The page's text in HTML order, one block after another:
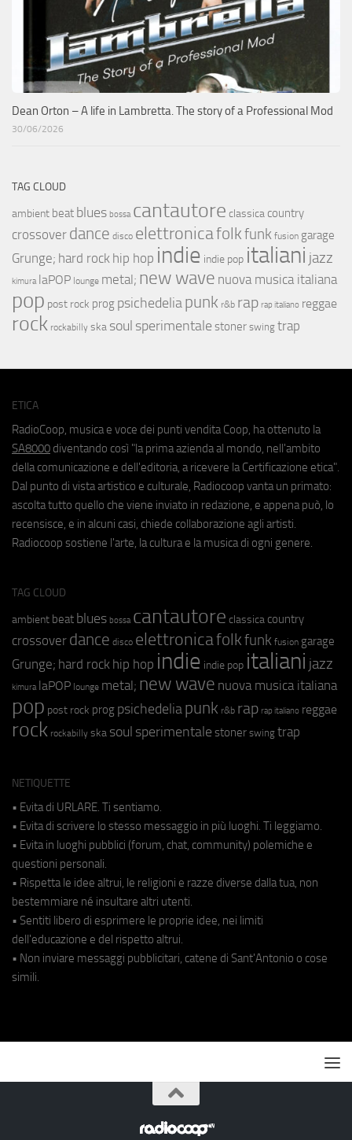
Dean Orton – A life in Lambretta. The story of a Professional Mod
30/06/2026
TAG CLOUD
ambient beat blues bossa cantautore classica country
crossover dance disco elettronicafolkfunk fusion garage
Grunge; hard rock hip hop indie indie pop italiani jazz
kimura laPOP lounge metal; new wave nuova musica italiana
pop post rock prog psichedeliapunk r&b rap rap italiano reggae
rock rockabilly ska soul sperimentale stoner swing trap
ETICA
RadioCoop, musica e voce dei punti vendita Coop, ha ottenuto la
SA8000 diventando così "la prima azienda al mondo, nell'ambito
della comunicazione e dell'editoria, a ricevere la Certificazione etica".
Dal punto di vista artistico e culturale, Radiocoop vanta un primato:
ascolta tutto quello che viene inviato in redazione, e appena può, lo
recensisce, e in alcuni casi, chiede collaborazione agli artisti.
Radiocoop sostiene l'arte, la cultura e la musica di ogni genere.
TAG CLOUD
ambient beat blues bossa cantautore classica country
crossover dance disco elettronicafolkfunk fusion garage
Grunge; hard rock hip hop indie indie pop italiani jazz
kimura laPOP lounge metal; new wave nuova musica italiana
pop post rock prog psichedeliapunk r&b rap rap italiano reggae
rock rockabilly ska soul sperimentale stoner swing trap
NETIQUETTE
• Evita di URLARE. Ti sentiamo.
• Evita di scrivere lo stesso messaggio in più luoghi. Ti leggiamo.
• Evita in luoghi pubblici (forum, chat, community) polemiche e
questioni personali.
• Rispetta le idee altrui, le religioni e razze diverse dalla tua, non
bestemmiare né insultare altri utenti.
• Sentiti libero di esprimere le proprie idee, nei limiti
dell'educazione e del rispetto altrui.
• Non inviare messaggi pubblicitari, catene di Sant'Antonio o cose
simili.